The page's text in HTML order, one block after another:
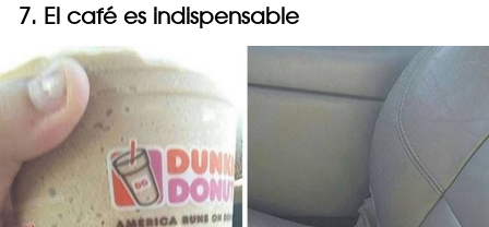
7. El café es indispensable